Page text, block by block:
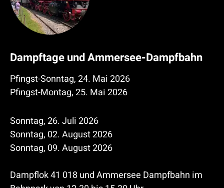
Dampftage und Ammersee-Dampfbahn
Pfingst-Sonntag, 24. Mai 2026
Pfingst-Montag, 25. Mai 2026
Sonntag, 26. Juli 2026
Sonntag, 02. August 2026
Sonntag, 09. August 2026
Dampflok 41 018 und Ammersee Dampfbahn im